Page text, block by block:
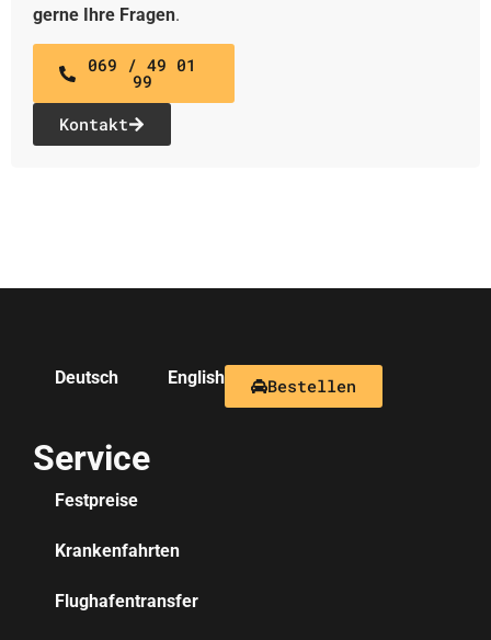
gerne Ihre Fragen.
069 / 49 01
99
Kontakt
Deutsch English Bestellen
Service
Festpreise
Krankenfahrten
Flughafentransfer